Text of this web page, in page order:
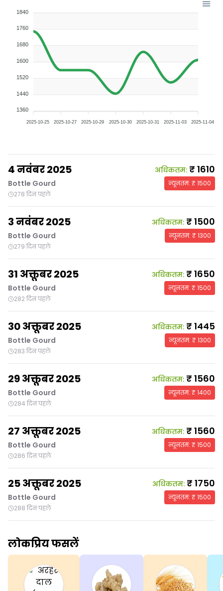
1840
1760
1680
1600
1520
1440
1360
2025-10-25 2025-10-27 2025-10-29 2025-10-30 2025-10-31 2025-11-03 2025-11-04
4 नवंबर 2025
Bottle Gourd
278 दिन पहले
अधिकतम: ₹ 1610
न्यूनतम: ₹1500
3 नवंबर 2025
Bottle Gourd
279 दिन पहले
अधिकतम: ₹ 1500
न्यूनतम: ₹1300
31 अक्तूबर 2025
Bottle Gourd
282 दिन पहले
अधिकतम: ₹ 1650
न्यूनतम: ₹1500
30 अक्तूबर 2025
Bottle Gourd
283 दिन पहले
अधिकतम: ₹ 1445
न्यूनतम: ₹1300
29 अक्तूबर 2025
Bottle Gourd
284 दिन पहले
अधिकतम: ₹ 1560
न्यूनतम: ₹1400
27 अक्तूबर 2025
Bottle Gourd
286 दिन पहले
अधिकतम: ₹ 1560
न्यूनतम: ₹1500
25 अक्तूबर 2025
Bottle Gourd
288 दिन पहले
अधिकतम: ₹ 1750
न्यूनतम: ₹1500
लोकप्रिय फसलें